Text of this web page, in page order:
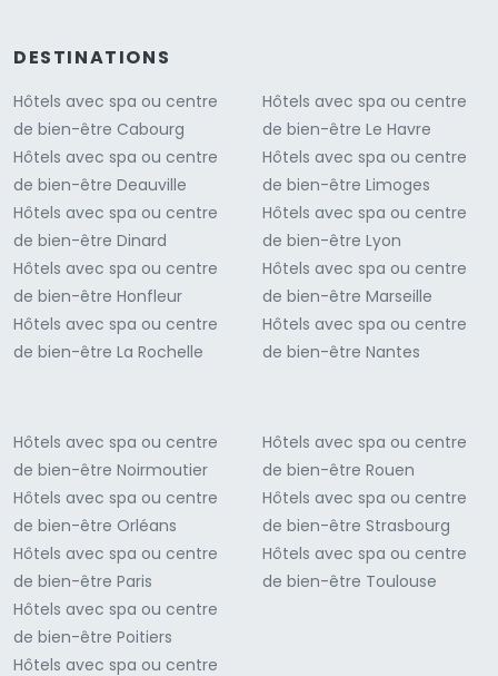
DESTINATIONS
Hôtels avec spa ou centre
de bien-être Cabourg
Hôtels avec spa ou centre
de bien-être Deauville
Hôtels avec spa ou centre
de bien-être Dinard
Hôtels avec spa ou centre
de bien-être Honfleur
Hôtels avec spa ou centre
de bien-être La Rochelle
Hôtels avec spa ou centre
de bien-être Le Havre
Hôtels avec spa ou centre
de bien-être Limoges
Hôtels avec spa ou centre
de bien-être Lyon
Hôtels avec spa ou centre
de bien-être Marseille
Hôtels avec spa ou centre
de bien-être Nantes
Hôtels avec spa ou centre
de bien-être Noirmoutier
Hôtels avec spa ou centre
de bien-être Orléans
Hôtels avec spa ou centre
de bien-être Paris
Hôtels avec spa ou centre
de bien-être Poitiers
Hôtels avec spa ou centre
Hôtels avec spa ou centre
de bien-être Rouen
Hôtels avec spa ou centre
de bien-être Strasbourg
Hôtels avec spa ou centre
de bien-être Toulouse